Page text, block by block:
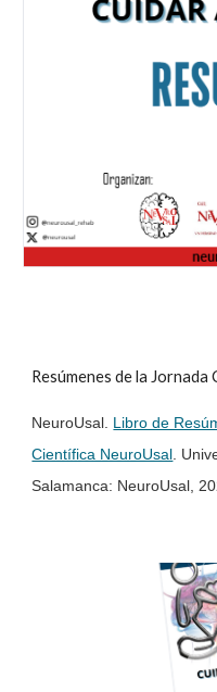
Resúmenes de la Jornada
NeuroUsal. Libro de
Científica NeuroUsal .
Salamanca: NeuroUsal,